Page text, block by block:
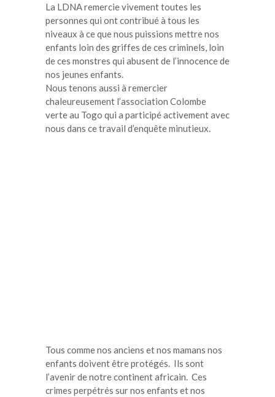
La LDNA remercie vivement toutes les
personnes qui ont contribué à tous les
niveaux à ce que nous puissions mettre nos
enfants loin des griffes de ces criminels, loin
de ces monstres qui abusent de l’innocence de
nos jeunes enfants.
Nous tenons aussi à remercier
chaleureusement l’association Colombe
verte au Togo qui a participé activement avec
nous dans ce travail d’enquête minutieux.
Tous comme nos anciens et nos mamans nos
enfants doivent être protégés. Ils sont
l’avenir de notre continent africain. Ces
crimes perpétrés sur nos enfants et nos